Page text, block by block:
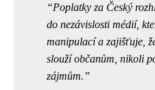
Poplatky za Český
do nezávislosti médií,
manipulací a zajišťuje,
slouží občanům, nikoli
zájmům.